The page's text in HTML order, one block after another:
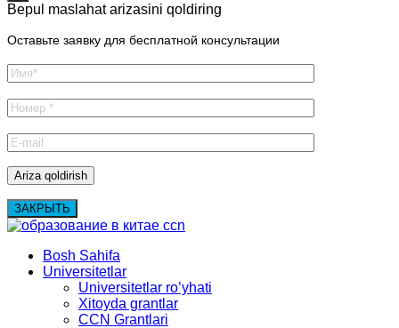
Bepul maslahat arizasini qoldiring
Оставьте заявку для бесплатной консультации
ЗАКРЫТЬ
Bosh Sahifa
Universitetlar
Universitetlar ro’yhati
Xitoyda grantlar
CCN Grantlari